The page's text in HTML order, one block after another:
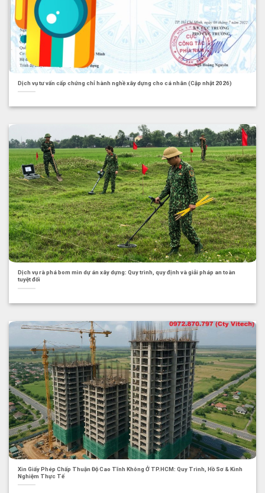
Dịch vụ tư vấn cấp chứng chỉ hành nghề xây dựng cho cá nhân (Cập nhật 2026)
Dịch vụ rà phá bom mìn dự án xây dựng: Quy trình, quy định và giải pháp an toàn
tuyệt đối
Xin Giấy Phép Chấp Thuận Độ Cao Tĩnh Không Ở TP.HCM: Quy Trình, Hồ Sơ & Kinh
Nghiệm Thực Tế